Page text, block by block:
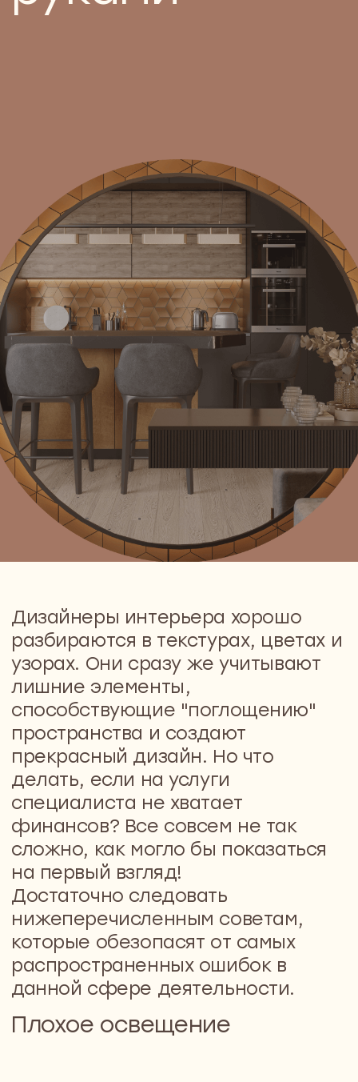
Дизайнеры интерьера
хорошо
разбираются в текстурах, цветах и
узорах. Они сразу же учитывают
лишние элементы,
способствующие "поглощению"
пространства и создают
прекрасный дизайн. Но что
делать, если на услуги
специалиста не хватает
финансов? Все совсем не так
сложно, как могло бы показаться
на первый взгляд!
Достаточно следовать
нижеперечисленным советам,
Плохое освещение
освещением. Это грубая ошибка! Для того чтобы
комната выглядела красиво, следует использовать
различные виды освещения. Например, для
освещения ограниченной зоны отлично подойдут
встраиваемые светильники, а вот настенные
светильники, торшеры и подвески подойдут для
окружающего освещения. Прожекторы можно
использовать для освещения фотографий и других
аналогичных произведений искусства.
Следует помнить, что правильное освещение – это
неотъемлемый элемент дизайна каждой комнаты!